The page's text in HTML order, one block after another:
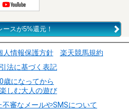
ースが5%還元！
人情報保護方針
楽天競馬規約
法に基づく表記
歳になってから
しむ大人の遊び
不審なメールやSMSについて